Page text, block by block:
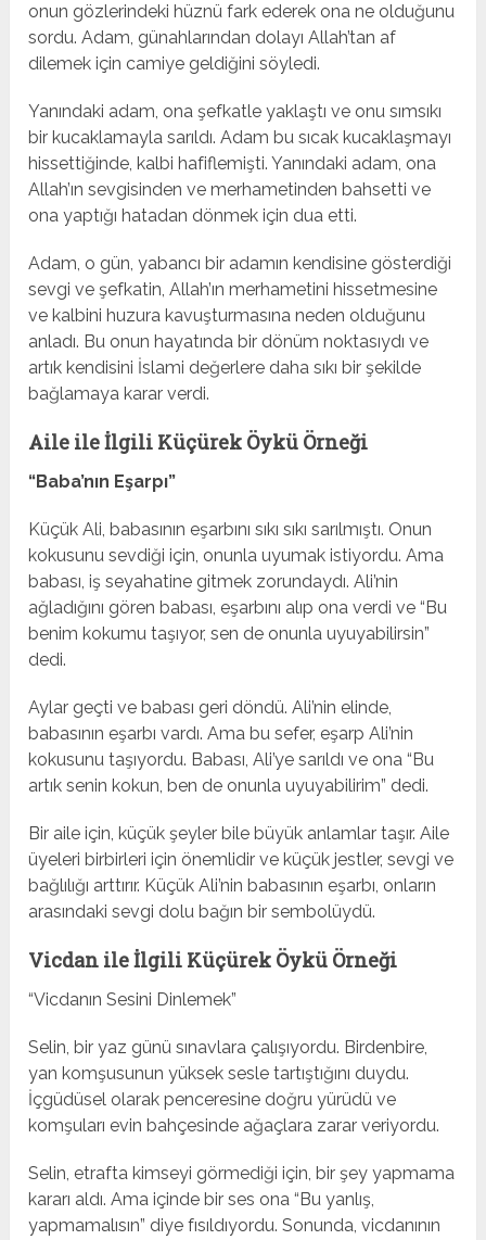
onun gözlerindeki hüznü fark ederek ona ne olduğunu
sordu. Adam, günahlarından dolayı Allah’tan af
dilemek için camiye geldiğini söyledi.
Yanındaki adam, ona şefkatle yaklaştı ve onu sımsıkı
bir kucaklamayla sarıldı. Adam bu sıcak kucaklaşmayı
hissettiğinde, kalbi hafiflemişti. Yanındaki adam, ona
Allah’ın sevgisinden ve merhametinden bahsetti ve
ona yaptığı hatadan dönmek için dua etti.
Adam, o gün, yabancı bir adamın kendisine gösterdiği
sevgi ve şefkatin, Allah’ın merhametini hissetmesine
ve kalbini huzura kavuşturmasına neden olduğunu
anladı. Bu onun hayatında bir dönüm noktasıydı ve
artık kendisini İslami değerlere daha sıkı bir şekilde
bağlamaya karar verdi.
Aile ile İlgili Küçürek Öykü Örneği
“Baba’nın Eşarpı”
Küçük Ali, babasının eşarbını sıkı sıkı sarılmıştı. Onun
kokusunu sevdiği için, onunla uyumak istiyordu. Ama
babası, iş seyahatine gitmek zorundaydı. Ali’nin
ağladığını gören babası, eşarbını alıp ona verdi ve “Bu
benim kokumu taşıyor, sen de onunla uyuyabilirsin”
dedi.
Aylar geçti ve babası geri döndü. Ali’nin elinde,
babasının eşarbı vardı. Ama bu sefer, eşarp Ali’nin
kokusunu taşıyordu. Babası, Ali’ye sarıldı ve ona “Bu
artık senin kokun, ben de onunla uyuyabilirim” dedi.
Bir aile için, küçük şeyler bile büyük anlamlar taşır. Aile
üyeleri birbirleri için önemlidir ve küçük jestler, sevgi ve
bağlılığı arttırır. Küçük Ali’nin babasının eşarbı, onların
arasındaki sevgi dolu bağın bir sembolüydü.
Vicdan ile İlgili Küçürek Öykü Örneği
“Vicdanın Sesini Dinlemek”
Selin, bir yaz günü sınavlara çalışıyordu. Birdenbire,
yan komşusunun yüksek sesle tartıştığını duydu.
İçgüdüsel olarak penceresine doğru yürüdü ve
komşuları evin bahçesinde ağaçlara zarar veriyordu.
Selin, etrafta kimseyi görmediği için, bir şey yapmama
kararı aldı. Ama içinde bir ses ona “Bu yanlış,
yapmamalısın” diye fısıldıyordu. Sonunda, vicdanının